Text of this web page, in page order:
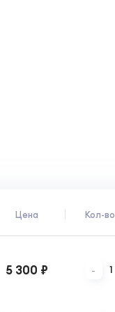
Цена Кол-во
5 300 ₽ - 1